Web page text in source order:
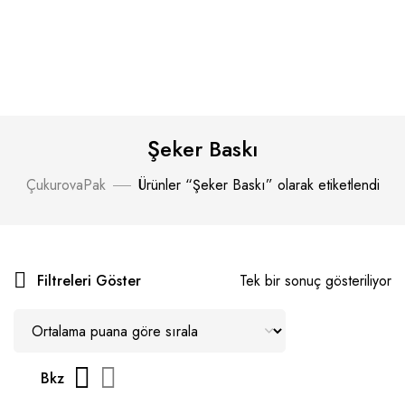
Şeker Baskı
ÇukurovaPak Ürünler “Şeker Baskı” olarak etiketlendi
Filtreleri Göster Tek bir sonuç gösteriliyor
Bkz